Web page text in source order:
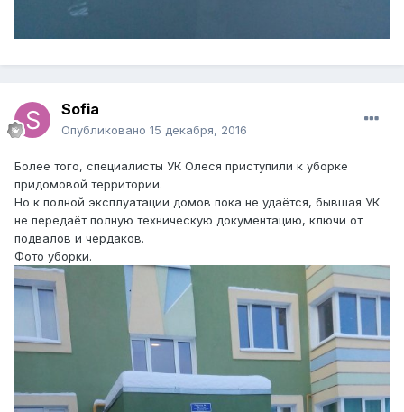
Sofia
Опубликовано 15 декабря, 2016
Более того, специалисты УК Олеся приступили к уборке
придомовой территории.
Но к полной эксплуатации домов пока не удаётся, бывшая УК
не передаёт полную техническую документацию, ключи от
подвалов и чердаков.
Фото уборки.